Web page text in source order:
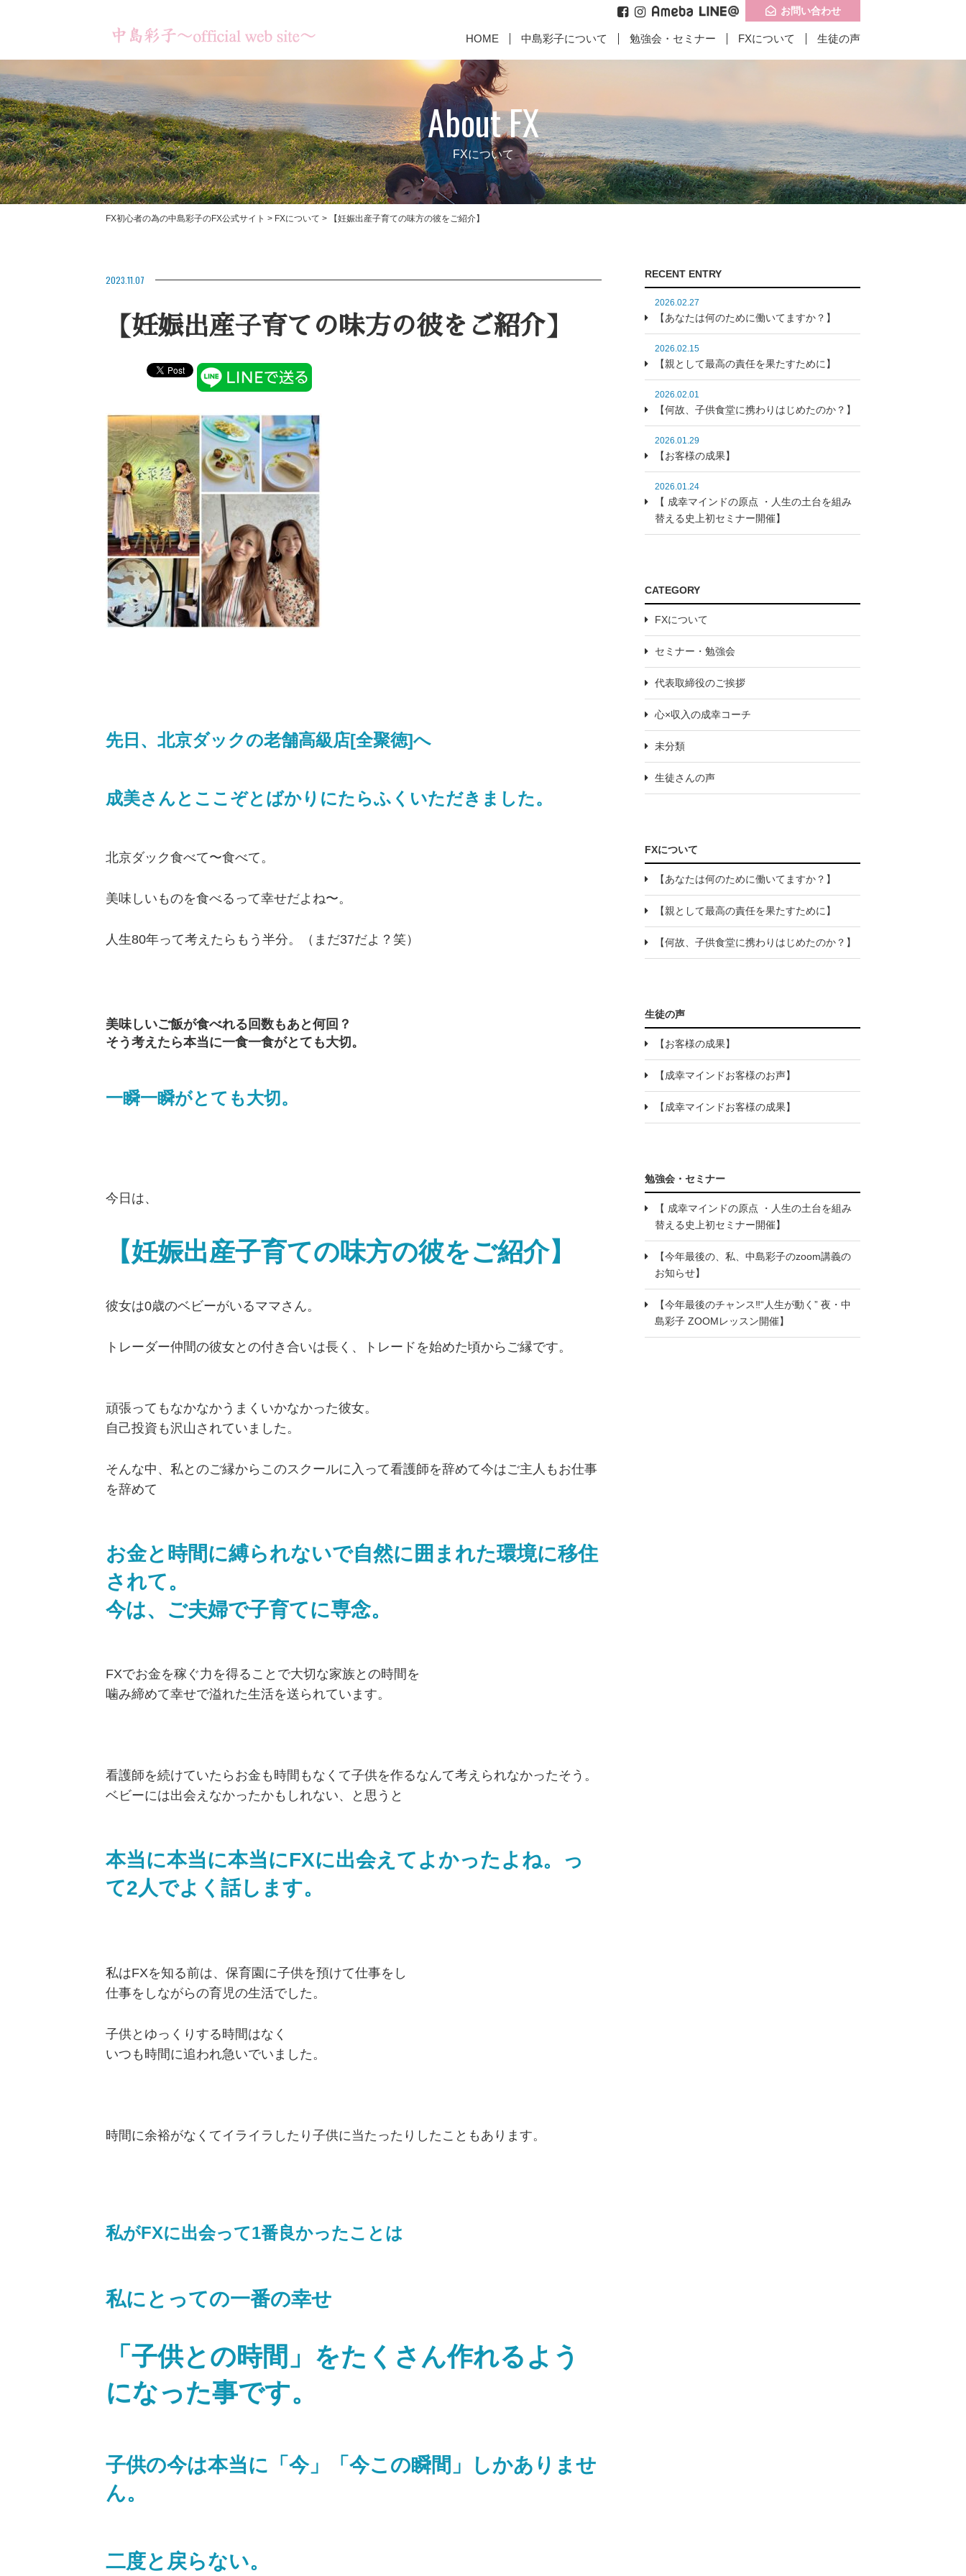
お問い合わせ
HOME 中島彩子について 勉強会・セミナー FXについて
【何故、子供食堂に携わりは
じめたのか？】
生徒の声
【成幸マインドお客様の成
果】
About FX
FXについて
FX初心者の為の中島彩子のFX公式サイト > FXについて > 【妊娠出産子育ての味方の彼をご紹介】
2023.11.07
【妊娠出産子育ての味方の彼をご紹介】
先日、北京ダックの老舗高級店[全聚徳]へ
成美さんとここぞとばかりにたらふくいただきました。
北京ダック食べて〜食べて。
美味しいものを食べるって幸せだよね〜。
人生80年って考えたらもう半分。（まだ37だよ？笑）
美味しいご飯が食べれる回数もあと何回？
そう考えたら本当に一食一食がとても大切。
一瞬一瞬がとても大切。
今日は、
【妊娠出産子育ての味方の彼をご紹介】
彼女は0歳のベビーがいるママさん。
トレーダー仲間の彼女との付き合いは長く、トレードを始めた頃からご縁です。
頑張ってもなかなかうまくいかなかった彼女。
自己投資も沢山されていました。
そんな中、私とのご縁からこのスクールに入って看護師を辞めて今はご主人もお仕事
を辞めて
お金と時間に縛られないで自然に囲まれた環境に移住
されて。
今は、ご夫婦で子育てに専念。
FXでお金を稼ぐ力を得ることで大切な家族との時間を
噛み締めて幸せで溢れた生活を送られています。
看護師を続けていたらお金も時間もなくて子供を作るなんて考えられなかったそう。
ベビーには出会えなかったかもしれない、と思うと
本当に本当に本当にFXに出会えてよかったよね。っ
て2人でよく話します。
私はFXを知る前は、保育園に子供を預けて仕事をし
仕事をしながらの育児の生活でした。
子供とゆっくりする時間はなく
いつも時間に追われ急いでいました。
時間に余裕がなくてイライラしたり子供に当たったりしたこともあります。
私がFXに出会って1番良かったことは
私にとっての一番の幸せ
「子供との時間」をたくさん作れるよう
になった事です。
子供の今は本当に「今」「今この瞬間」しかありませ
ん。
二度と戻らない。
RECENT ENTRY
2026.02.27
【あなたは何のために働いてますか？】
2026.02.15
【親として最高の責任を果たすために】
2026.02.01
【何故、子供食堂に携わりはじめたのか？】
2026.01.29
【お客様の成果】
2026.01.24
【 成幸マインドの原点 ・人生の土台を組み
替える史上初セミナー開催】
CATEGORY
FXについて
セミナー・勉強会
代表取締役のご挨拶
心×収入の成幸コーチ
未分類
生徒さんの声
FXについて
【あなたは何のために働いてますか？】
【親として最高の責任を果たすために】
【何故、子供食堂に携わりはじめたのか？】
生徒の声
【お客様の成果】
【成幸マインドお客様のお声】
【成幸マインドお客様の成果】
勉強会・セミナー
【 成幸マインドの原点 ・人生の土台を組み
替える史上初セミナー開催】
【今年最後の、私、中島彩子のzoom講義の
お知らせ】
【今年最後のチャンス‼“人生が動く” 夜・中
島彩子 ZOOMレッスン開催】